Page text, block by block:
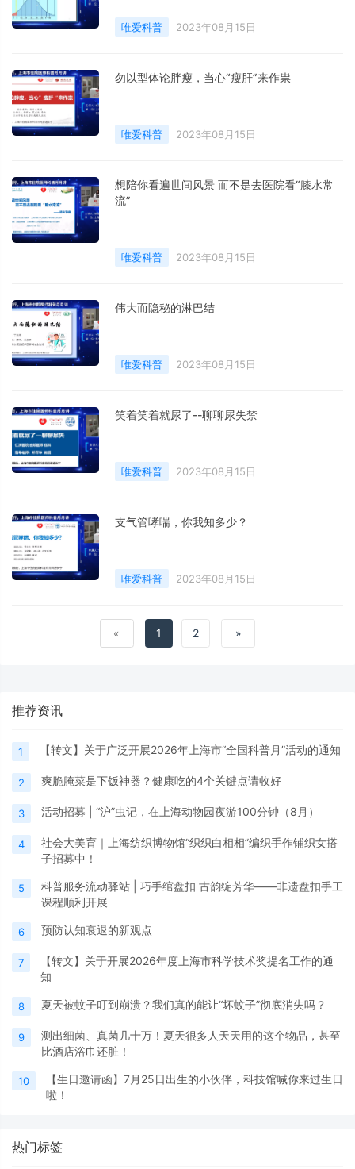
唯爱科普 2023年08月15日
勿以型体论胖瘦，当心“瘦肝”来作祟
唯爱科普 2023年08月15日
想陪你看遍世间风景 而不是去医院看“膝水常
流”
唯爱科普 2023年08月15日
伟大而隐秘的淋巴结
唯爱科普 2023年08月15日
笑着笑着就尿了--聊聊尿失禁
唯爱科普 2023年08月15日
支气管哮喘，你我知多少？
唯爱科普 2023年08月15日
« 1 2 »
推荐资讯
1 【转文】关于广泛开展2026年上海市“全国科普月”活动的通知
2 爽脆腌菜是下饭神器？健康吃的4个关键点请收好
3 活动招募 | “沪”虫记，在上海动物园夜游100分钟（8月）
4
社会大美育｜上海纺织博物馆“织织白相相”编织手作铺织女搭
子招募中！
5
科普服务流动驿站 | 巧手绾盘扣 古韵绽芳华——非遗盘扣手工
课程顺利开展
6 预防认知衰退的新观点
7
【转文】关于开展2026年度上海市科学技术奖提名工作的通
知
8 夏天被蚊子叮到崩溃？我们真的能让“坏蚊子”彻底消失吗？
9
测出细菌、真菌几十万！夏天很多人天天用的这个物品，甚至
比酒店浴巾还脏！
10
【生日邀请函】7月25日出生的小伙伴，科技馆喊你来过生日
啦！
热门标签